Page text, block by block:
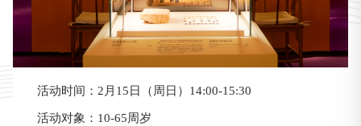
活动时间：2月15日（周日）14:00-15:30
活动对象：10-65周岁